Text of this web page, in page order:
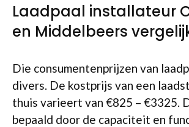
Laadpaal installateur
en Middelbeers
Die consumentenprijzen van
divers. De kostprijs van een
thuis varieert van €825 – €3325.
bepaald door de capaciteit en